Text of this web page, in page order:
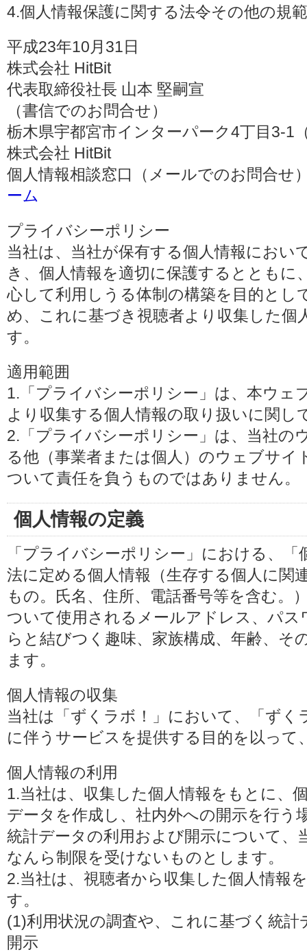
4.個人情報保護に関する法令その他の規
平成23年10月31日
株式会社 HitBit
代表取締役社長 山本 堅嗣宣
（書信でのお問合せ）
栃木県宇都宮市インターパーク4丁目3-1
株式会社 HitBit
個人情報相談窓口（メールでのお問合せ
ーム
プライバシーポリシー
当社は、当社が保有する個人情報におい
き、個人情報を適切に保護するとともに
心して利用しうる体制の構築を目的とし
め、これに基づき視聴者より収集した個
す。
適用範囲
1.「プライバシーポリシー」は、本ウェ
より収集する個人情報の取り扱いに関し
2.「プライバシーポリシー」は、当社の
る他（事業者または個人）のウェブサイ
ついて責任を負うものではありません。
個人情報の定義
「プライバシーポリシー」における、
法に定める個人情報（生存する個人に関
もの。氏名、住所、電話番号等を含む。
ついて使用されるメールアドレス、パ
らと結びつく趣味、家族構成、年齢、そ
ます。
個人情報の収集
当社は「ずくラボ！」において、「ず
に伴うサービスを提供する目的を以って
個人情報の利用
1.当社は、収集した個人情報をもとに、
データを作成し、社内外への開示を行う
統計データの利用および開示について、
なんら制限を受けないものとします。
2.当社は、視聴者から収集した個人情報
す。
(1)利用状況の調査や、これに基づく統
開示